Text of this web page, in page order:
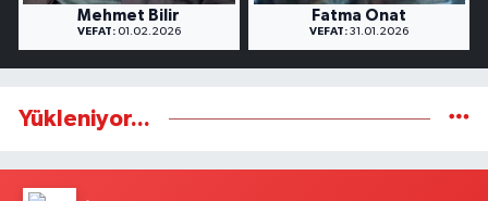
Mehmet Bilir
VEFAT:01.02.2026
Fatma Onat
VEFAT: 31.01.2026
Yükleniyor...